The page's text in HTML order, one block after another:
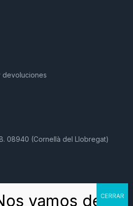
devoluciones
08940 (Cornellà del Llobregat)